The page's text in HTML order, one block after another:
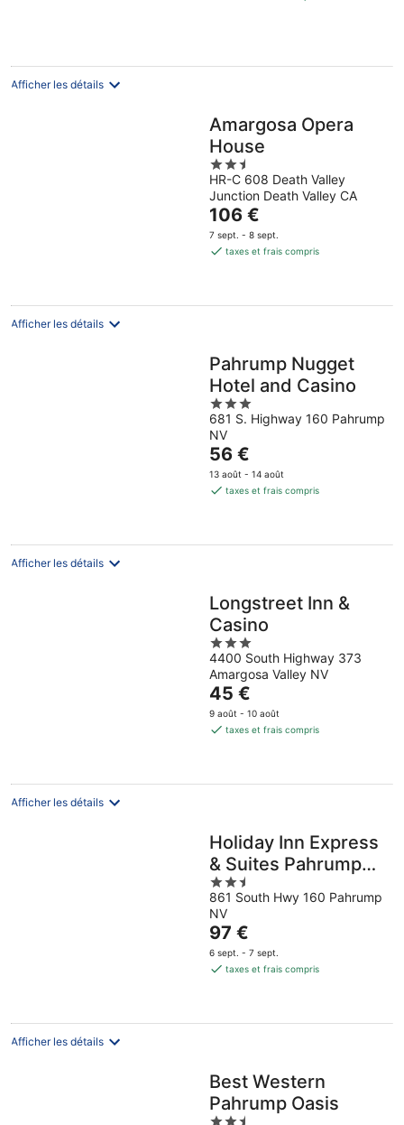
nuit
Afficher les détails
Amargosa Opera
House
2.5
out
of
5
HR-C 608 Death Valley
Junction Death Valley CA
Le
prix
est
par
106 €
7 sept. - 8 sept.
taxes et frais compris
Afficher les détails
Pahrump Nugget
Hotel and Casino
3
out
of
5
681 S. Highway 160 Pahrump
NV
Le
prix
est
par
56 €
13 août - 14 août
taxes et frais compris
Afficher les détails
Longstreet Inn &
Casino
3
out
of
5
4400 South Highway 373
Amargosa Valley NV
Le
prix
est
par
45 €
9 août - 10 août
taxes et frais compris
Afficher les détails
Holiday Inn Express
& Suites Pahrump
by IHG
2.5
out
of
5
861 South Hwy 160 Pahrump
NV
Le
prix
est
par
97 €
6 sept. - 7 sept.
taxes et frais compris
Afficher les détails
Best Western
Pahrump Oasis